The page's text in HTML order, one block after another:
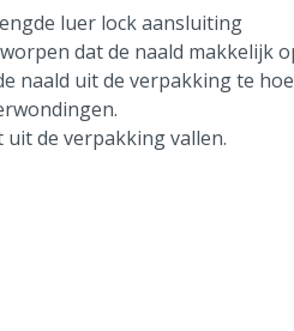
luer lock aansluiting
dat de naald makkelijk
naald uit de verpakking te
de verpakking vallen.